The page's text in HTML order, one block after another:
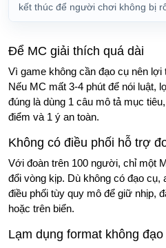
kết thúc để người chơi không bị
Để MC giải thích quá dài
Vì game không cần đạo cụ nên lợi
Nếu MC mất 3-4 phút để nói luật,
đúng là dùng 1 câu mô tả mục
điểm và 1 ý an toàn.
Không có điều phối hỗ trợ
Với đoàn trên 100 người, chỉ một
đổi vòng kịp. Dù không có đạo cụ,
điều phối tùy quy mô để giữ nhịp,
hoặc trên biển.
Lạm dụng format không